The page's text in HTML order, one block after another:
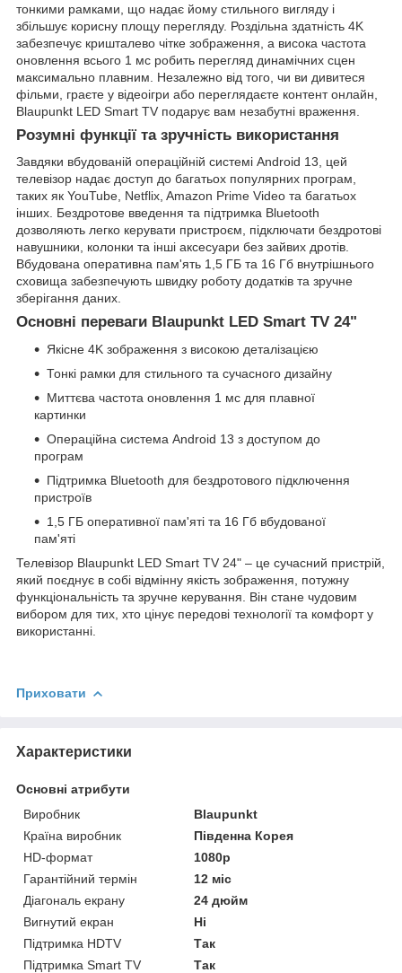
тонкими рамками, що надає йому стильного вигляду і
збільшує корисну площу перегляду. Роздільна здатність 4K
забезпечує кришталево чітке зображення, а висока частота
оновлення всього 1 мс робить перегляд динамічних сцен
максимально плавним. Незалежно від того, чи ви дивитеся
фільми, граєте у відеоігри або переглядаєте контент онлайн,
Blaupunkt LED Smart TV подарує вам незабутні враження.
Розумні функції та зручність використання
Завдяки вбудованій операційній системі Android 13, цей
телевізор надає доступ до багатьох популярних програм,
таких як YouTube, Netflix, Amazon Prime Video та багатьох
інших. Бездротове введення та підтримка Bluetooth
дозволяють легко керувати пристроєм, підключати бездротові
навушники, колонки та інші аксесуари без зайвих дротів.
Вбудована оперативна пам'ять 1,5 ГБ та 16 Гб внутрішнього
сховища забезпечують швидку роботу додатків та зручне
зберігання даних.
Основні переваги Blaupunkt LED Smart TV 24"
Якісне 4K зображення з високою деталізацією
Тонкі рамки для стильного та сучасного дизайну
Миттєва частота оновлення 1 мс для плавної
картинки
Операційна система Android 13 з доступом до
програм
Підтримка Bluetooth для бездротового підключення
пристроїв
1,5 ГБ оперативної пам'яті та 16 Гб вбудованої
пам'яті
Телевізор Blaupunkt LED Smart TV 24" – це сучасний пристрій,
який поєднує в собі відмінну якість зображення, потужну
функціональність та зручне керування. Він стане чудовим
вибором для тих, хто цінує передові технології та комфорт у
використанні.
Приховати
Характеристики
Основні атрибути
Виробник
Blaupunkt
Країна виробник
Південна Корея
HD-формат
1080р
Гарантійний термін
12 міс
Діагональ екрану
24 дюйм
Вигнутий екран
Ні
Підтримка HDTV
Так
Підтримка Smart TV
Так